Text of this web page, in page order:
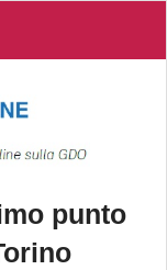
punto